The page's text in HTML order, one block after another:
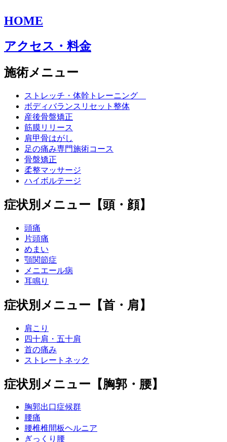
HOME
アクセス・料金
施術メニュー
ストレッチ・体幹トレーニング
ボディバランスリセット整体
産後骨盤矯正
筋膜リリース
肩甲骨はがし
足の痛み専門施術コース
骨盤矯正
柔整マッサージ
ハイボルテージ
症状別メニュー【頭・顔】
頭痛
片頭痛
めまい
顎関節症
メニエール病
耳鳴り
症状別メニュー【首・肩】
肩こり
四十肩・五十肩
首の痛み
ストレートネック
症状別メニュー【胸郭・腰】
胸郭出口症候群
腰痛
腰椎椎間板ヘルニア
ぎっくり腰